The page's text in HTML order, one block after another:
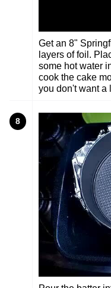
Get an 8"
layers of foil.
some hot water
cook the cake
you don't want a
8